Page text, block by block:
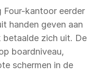
Four-kantoor eerder
handen geven aan
betaalde zich uit. De
boardniveau,
schermen in de